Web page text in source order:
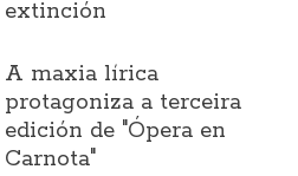
extinción
A maxia lírica
protagoniza a terceira
edición de "Ópera en
Carnota"